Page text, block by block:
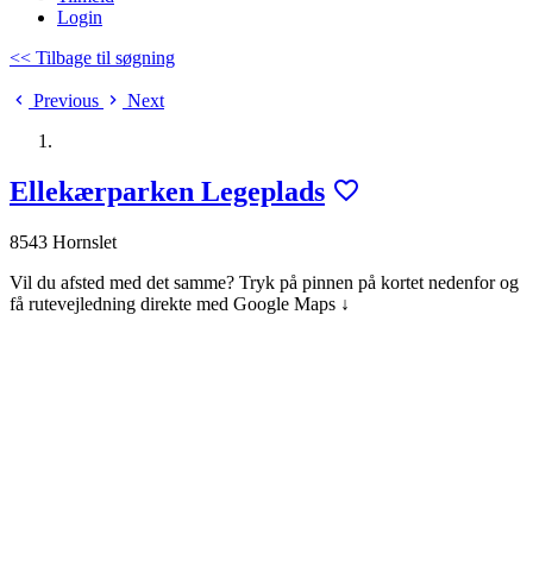
Login
<< Tilbage til søgning
Previous Next
Ellekærparken Legeplads
8543 Hornslet
Vil du afsted med det samme? Tryk på pinnen på kortet nedenfor og
få rutevejledning direkte med Google Maps ↓